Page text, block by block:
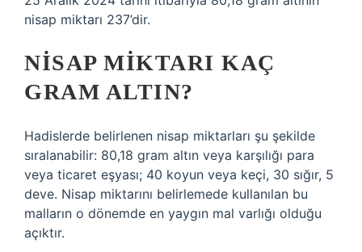
nisap miktarı 237’dir.
NISAP MIKTARI KAÇ
GRAM ALTIN?
Hadislerde belirlenen nisap miktarları şu şekilde
sıralanabilir: 80,18 gram altın veya karşılığı para
veya ticaret eşyası; 40 koyun veya keçi, 30 sığır, 5
deve. Nisap miktarını belirlemede kullanılan bu
malların o dönemde en yaygın mal varlığı olduğu
açıktır.